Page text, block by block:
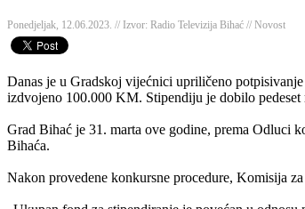
Ponedjeljak, 12.06.2023. // Izvor: Radio Televizija Bihać // Novost
Danas je u Gradskoj vijećnici upriličeno
izdvojeno 100.000 KM. Stipendiju je dobilo pedeset
Grad Bihać je 31. marta ove godine, prema Odluci
Bihaća.
Nakon provedene konkursne procedure, Komisija